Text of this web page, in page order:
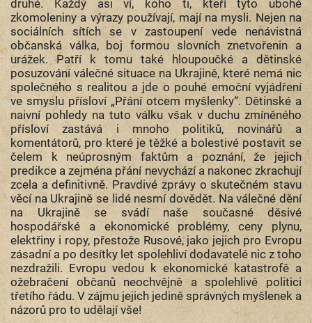
druhé. Každý asi ví, koho ti, kteří tyto ubohé
zkomoleniny a výrazy používají, mají na mysli. Nejen na
sociálních sítích se v zastoupení vede nenávistná
občanská válka, boj formou slovních znetvořenin a
urážek. Patří k tomu také hloupoučké a dětinské
posuzování válečné situace na Ukrajině, které nemá nic
společného s realitou a jde o pouhé emoční vyjádření
ve smyslu přísloví „Přání otcem myšlenky“. Dětinské a
naivní pohledy na tuto válku však v duchu zmíněného
přísloví zastává i mnoho politiků, novinářů a
komentátorů, pro které je těžké a bolestivé postavit se
čelem k neúprosným faktům a poznání, že jejich
predikce a zejména přání nevychází a nakonec zkrachují
zcela a definitivně. Pravdivé zprávy o skutečném stavu
věcí na Ukrajině se lidé nesmí dovědět. Na válečné dění
na Ukrajině se svádí naše současné děsivé
hospodářské a ekonomické problémy, ceny plynu,
elektřiny i ropy, přestože Rusové, jako jejich pro Evropu
zásadní a po desítky let spolehliví dodavatelé nic z toho
nezdražili. Evropu vedou k ekonomické katastrofě a
ožebračení občanů neochvějně a spolehlivě politici
třetího řádu. V zájmu jejich jedině správných myšlenek a
názorů pro to udělají vše!